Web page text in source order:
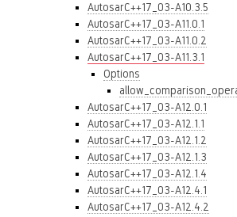
AutosarC++17_03-A10.3.5
AutosarC++17_03-A11.0.1
AutosarC++17_03-A11.0.2
AutosarC++17_03-A11.3.1
Options
AutosarC++17_03-A12.0.1
AutosarC++17_03-A12.1.1
AutosarC++17_03-A12.1.2
AutosarC++17_03-A12.1.3
AutosarC++17_03-A12.1.4
AutosarC++17_03-A12.4.1
AutosarC++17_03-A12.4.2